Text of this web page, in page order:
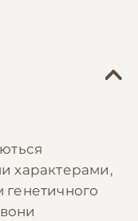
характерами,